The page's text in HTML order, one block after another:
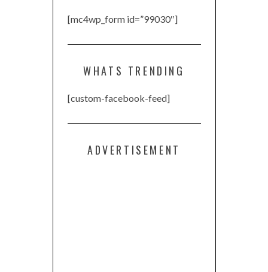
[mc4wp_form id=”99030″]
WHATS TRENDING
[custom-facebook-feed]
ADVERTISEMENT